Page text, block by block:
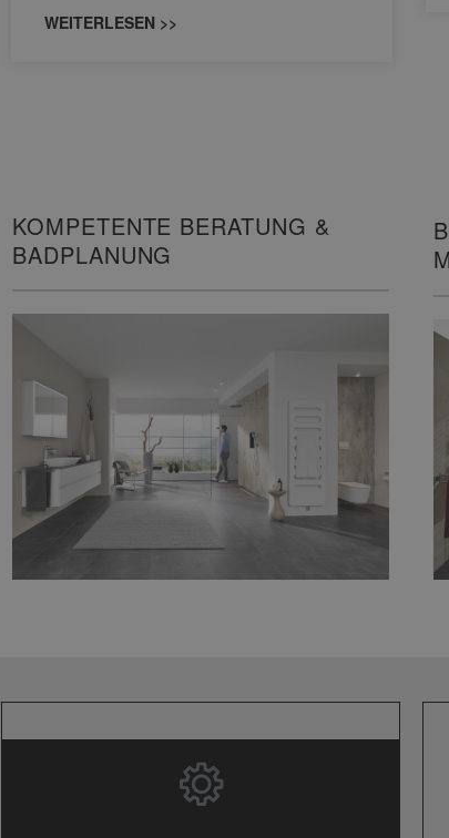
WEITERLESEN >>
KOMPETENTE BERATUNG &
BADPLANUNG